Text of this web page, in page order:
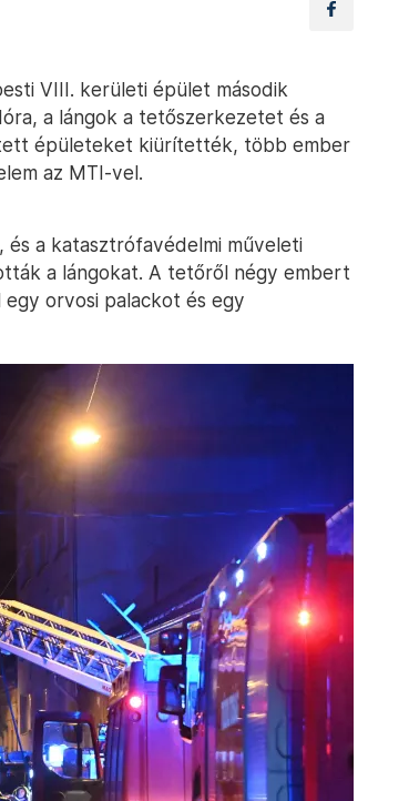
VIII. kerületi épület második
a lángok a tetőszerkezetet és a
épületeket kiürítették, több ember
az MTI-vel.
a katasztrófavédelmi műveleti
a lángokat. A tetőről négy embert
orvosi palackot és egy